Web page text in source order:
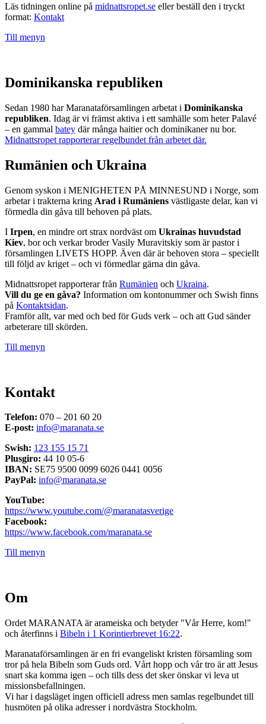
Läs tidningen online på midnattsropet.se eller beställ den i tryckt
format: Kontakt
Till menyn
Dominikanska republiken
Sedan 1980 har Maranataförsamlingen arbetat i Dominikanska
republiken. Idag är vi främst aktiva i ett samhälle som heter Palavé
– en gammal batey där många haitier och dominikaner nu bor.
Midnattsropet rapporterar regelbundet från arbetet där.
Rumänien och Ukraina
Genom syskon i MENIGHETEN PÅ MINNESUND i Norge, som
arbetar i trakterna kring Arad i Rumäniens västligaste delar, kan vi
förmedla din gåva till behoven på plats.
I Irpen, en mindre ort strax nordväst om Ukrainas huvudstad
Kiev, bor och verkar broder Vasily Muravitskiy som är pastor i
församlingen LIVETS HOPP. Även där är behoven stora – speciellt
till följd av kriget – och vi förmedlar gärna din gåva.
Midnattsropet rapporterar från Rumänien och Ukraina.
Vill du ge en gåva? Information om kontonummer och Swish finns
på Kontaktsidan.
Framför allt, var med och bed för Guds verk – och att Gud sänder
arbeterare till skörden.
Till menyn
Kontakt
Telefon: 070 – 201 60 20
E-post: info@maranata.se
Swish: 123 155 15 71
Plusgiro: 44 10 05-6
IBAN: SE75 9500 0099 6026 0441 0056
PayPal: info@maranata.se
YouTube:
https://www.youtube.com/@maranatasverige
Facebook:
https://www.facebook.com/maranata.se
Till menyn
Om
Ordet MARANATA är arameiska och betyder "Vår Herre, kom!"
och återfinns i Bibeln i 1 Korintierbrevet 16:22.
Maranataförsamlingen är en fri evangeliskt kristen församling som
tror på hela Bibeln som Guds ord. Vårt hopp och vår tro är att Jesus
snart ska komma igen – och tills dess det sker önskar vi leva ut
missionsbefallningen.
Vi har i dagsläget ingen officiell adress men samlas regelbundet till
husmöten på olika adresser i nordvästra Stockholm.